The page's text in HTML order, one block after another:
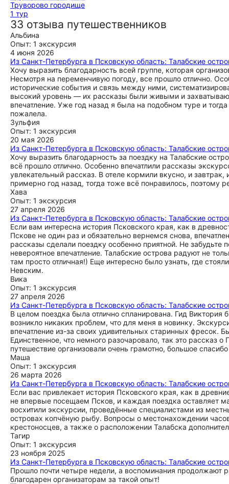
Труворово городище
1 тур
33 отзыва путешественников
Альбина
Опыт: 1 экскурсия
4 июня 2026
Из Санкт-Петербурга в Псковскую область: Талабские
Хочу выразить благодарность всей группе, которая
Несмотря на переменчивую погоду, все прошло отлично.
исторические события и связь между ними,
высокий уровень — их рассказы были живыми и
впечатление. Уже год назад я была на подобном туре и
пожалела.
Зульфия
Опыт: 1 экскурсия
20 мая 2026
Из Санкт-Петербурга в Псковскую область: Талабские
Хочу выразить благодарность за поездку на Талабские
всё прошло отлично. Особенно впечатлили рассказы
увлекательный рассказ. В отеле кормили вкусно, и
примерно год назад, тогда тоже всё понравилось, поэтому
Хава
Опыт: 1 экскурсия
27 апреля 2026
Из Санкт-Петербурга в Псковскую область: Талабские
Если вам интересна история Псковского края, как в
Пскове не один раз и обязательно вернемся снова,
рассказы сделали поездку особенно приятной. Не
невероятное впечатление. Талабские острова радуют не
там просто отличная!) Еще интересно было узнать, где
Невским.
Вика
Опыт: 1 экскурсия
27 апреля 2026
Из Санкт-Петербурга в Псковскую область: Талабские
В целом поездка была отлично спланирована. Гид
возникло никаких проблем, что для меня в новинку.
впечатление из-за своих удивительных старинных фресок.
Единственное, что немного разочаровало, так это
путешествие организовали очень грамотно, большое спасибо
Маша
Опыт: 1 экскурсия
26 марта 2026
Из Санкт-Петербурга в Псковскую область: Талабские
Если вас привлекает история Псковского края, как в
не впервые посещаем Псков, и каждая поездка оставляет
восхитили экскурсии, проведённые специалистами из
островах копчёную рыбу. Вопросы о местонахождении
крестоносцев, а также о расположении Талабска
Тагир
Опыт: 1 экскурсия
23 ноября 2025
Из Санкт-Петербурга в Псковскую область: Талабские
Прошло почти четыре недели, а воспоминания продолжают
благодарен организаторам за такой опыт!